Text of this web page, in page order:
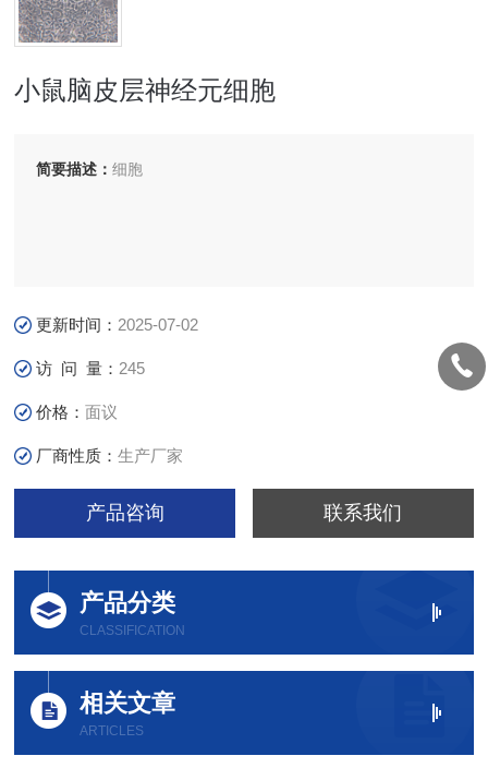
小鼠脑皮层神经元细胞
简要描述：细胞
更新时间： 2025-07-02
访 问 量： 245
价格：面议
厂商性质：生产厂家
产品咨询 联系我们
产品分类
CLASSIFICATION
相关文章
ARTICLES